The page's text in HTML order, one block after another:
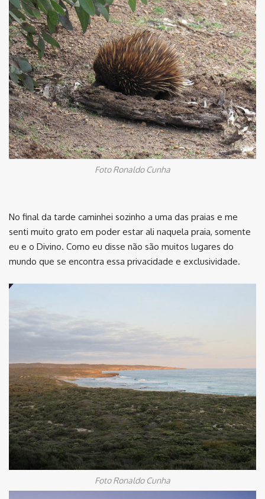
Foto Ronaldo Cunha
No final da tarde caminhei sozinho a uma das praias e me
senti muito grato em poder estar ali naquela praia, somente
eu e o Divino. Como eu disse não são muitos lugares do
mundo que se encontra essa privacidade e exclusividade.
Foto Ronaldo Cunha